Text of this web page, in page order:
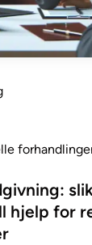
hjelp for